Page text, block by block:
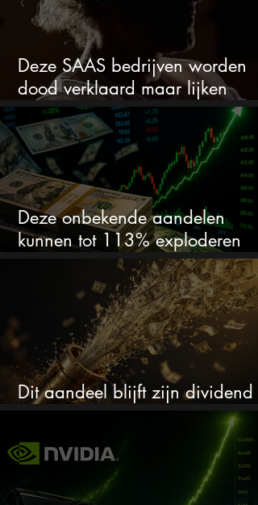
Deze SAAS bedrijven worden
dood verklaard maar lijken
springlevend
Deze onbekende aandelen
kunnen tot 113% exploderen
(één springt eruit)
Dit aandeel blijft zijn dividend
verhogen, wat er ook gebeurt